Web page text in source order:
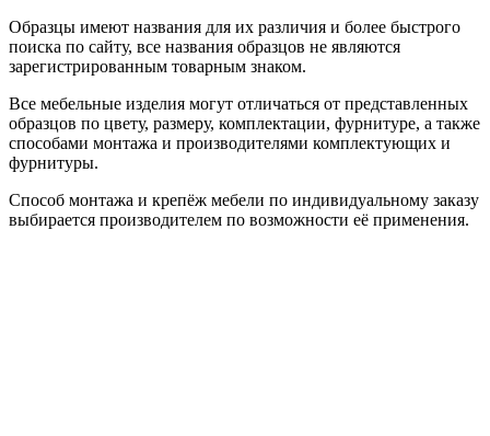
Образцы имеют названия для их различия и более быстрого
поиска по сайту, все названия образцов не являются
зарегистрированным товарным знаком.
Все мебельные изделия могут отличаться от представленных
образцов по цвету, размеру, комплектации, фурнитуре, а также
способами монтажа и производителями комплектующих и
фурнитуры.
Способ монтажа и крепёж мебели по индивидуальному заказу
выбирается производителем по возможности её применения.